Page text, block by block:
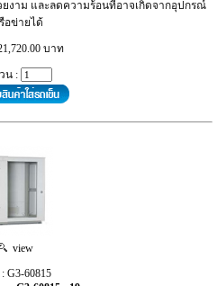
งาม และลดความร้อนที่อาจเกิดจากอุปกรณ์
อข่ายได้
บาท
น :
view
G3-60815